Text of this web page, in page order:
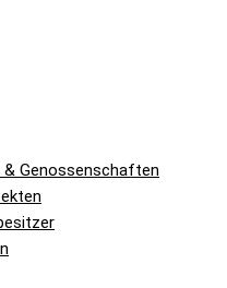
& Genossenschaften